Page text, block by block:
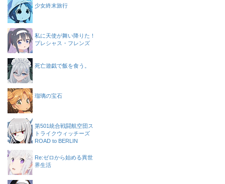
少女終末旅行
私に天使が舞い降りた！
プレシャス・フレンズ
死亡遊戯で飯を食う。
瑠璃の宝石
第501統合戦闘航空団ス
トライクウィッチーズ
ROAD to BERLIN
Re:ゼロから始める異世
界生活